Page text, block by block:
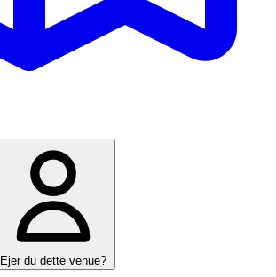
Ejer du dette venue?